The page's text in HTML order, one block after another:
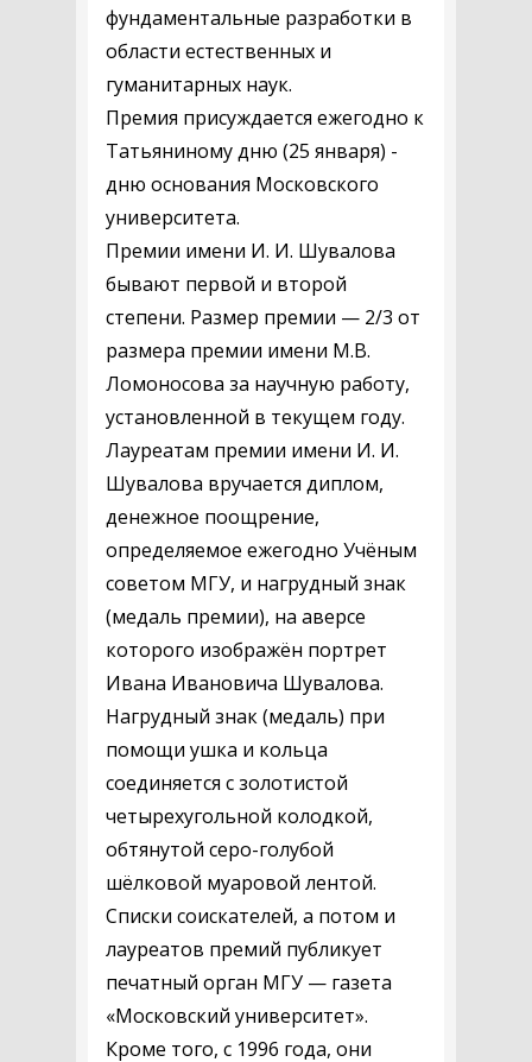
фундаментальные разработки в
области естественных и
гуманитарных наук.
Премия присуждается ежегодно к
Татьяниному дню (25 января) -
дню основания Московского
университета.
Премии имени И. И. Шувалова
бывают первой и второй
степени. Размер премии — 2/3 от
размера премии имени М.В.
Ломоносова за научную работу,
установленной в текущем году.
Лауреатам премии имени И. И.
Шувалова вручается диплом,
денежное поощрение,
определяемое ежегодно Учёным
советом МГУ, и нагрудный знак
(медаль премии), на аверсе
которого изображён портрет
Ивана Ивановича Шувалова.
Нагрудный знак (медаль) при
помощи ушка и кольца
соединяется с золотистой
четырехугольной колодкой,
обтянутой серо-голубой
шёлковой муаровой лентой.
Списки соискателей, а потом и
лауреатов премий публикует
печатный орган МГУ — газета
«Московский университет».
Кроме того, с 1996 года, они